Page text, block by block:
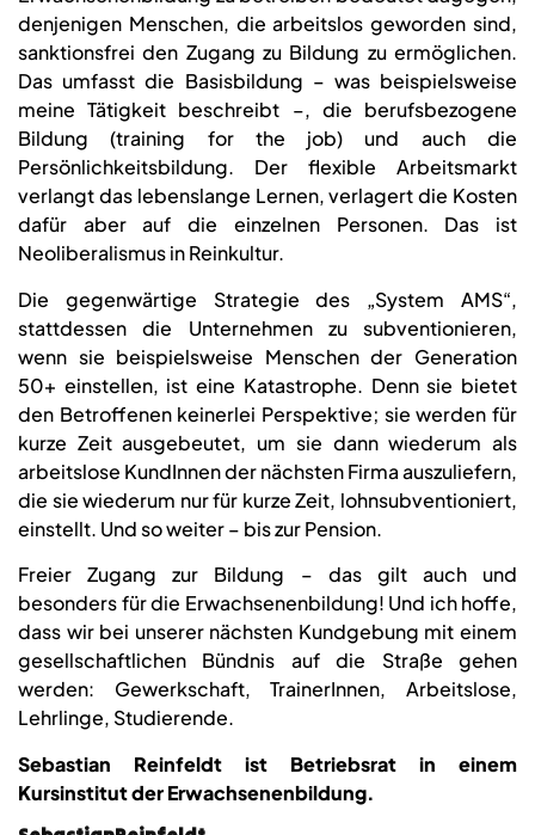
denjenigen Menschen, die arbeitslos geworden sind,
sanktionsfrei den Zugang zu Bildung zu ermöglichen.
Das umfasst die Basisbildung – was beispielsweise
meine Tätigkeit beschreibt –, die berufsbezogene
Bildung (training for the job) und auch die
Persönlichkeitsbildung. Der flexible Arbeitsmarkt
verlangt das lebenslange Lernen, verlagert die Kosten
dafür aber auf die einzelnen Personen. Das ist
Neoliberalismus in Reinkultur.
Die gegenwärtige Strategie des „System AMS“,
stattdessen die Unternehmen zu subventionieren,
wenn sie beispielsweise Menschen der Generation
50+ einstellen, ist eine Katastrophe. Denn sie bietet
den Betroffenen keinerlei Perspektive; sie werden für
kurze Zeit ausgebeutet, um sie dann wiederum als
arbeitslose KundInnen der nächsten Firma auszuliefern,
die sie wiederum nur für kurze Zeit, lohnsubventioniert,
einstellt. Und so weiter – bis zur Pension.
Freier Zugang zur Bildung – das gilt auch und
besonders für die Erwachsenenbildung! Und ich hoffe,
dass wir bei unserer nächsten Kundgebung mit einem
gesellschaftlichen Bündnis auf die Straße gehen
werden: Gewerkschaft, TrainerInnen, Arbeitslose,
Lehrlinge, Studierende.
Sebastian Reinfeldt ist Betriebsrat in einem
Kursinstitut der Erwachsenenbildung.